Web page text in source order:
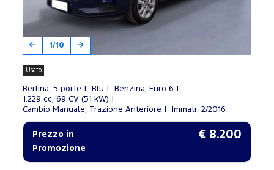
1/10
Usato
Berlina, 5 porte Blu
Benzina, Euro 6
1.229 cc, 69 CV (51 kW)
Cambio Manuale, Trazione Anteriore
Immatr. 2/2016
Prezzo in
Promozione
€ 8.200